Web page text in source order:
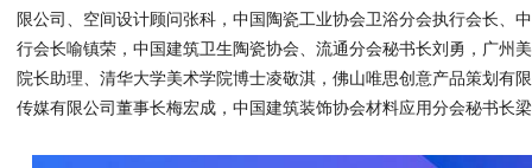
限公司、空间设计顾问张科，中国陶瓷工业协会卫浴分会执行会长、
行会长喻镇荣，中国建筑卫生陶瓷协会、流通分会秘书长刘勇，广州
院长助理、清华大学美术学院博士凌敬淇，佛山唯思创意产品策划有
传媒有限公司董事长梅宏成，中国建筑装饰协会材料应用分会秘书长